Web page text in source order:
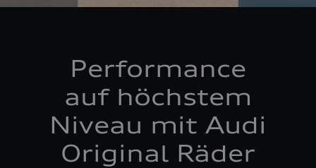
Performance
auf höchstem
Niveau mit Audi
Original Räder